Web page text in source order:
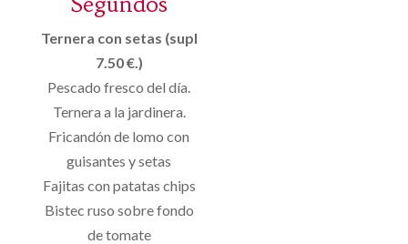
Ternera con setas (supl
7.50 €.)
Pescado fresco del día.
Ternera a la jardinera.
Fricandón de lomo con
guisantes y setas
Fajitas con patatas chips
Bistec ruso sobre fondo
de tomate